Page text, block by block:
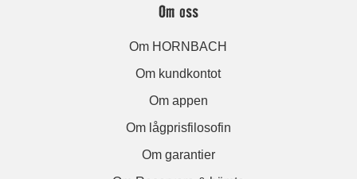
Om oss
Om HORNBACH
Om kundkontot
Om appen
Om lågprisfilosofin
Om garantier